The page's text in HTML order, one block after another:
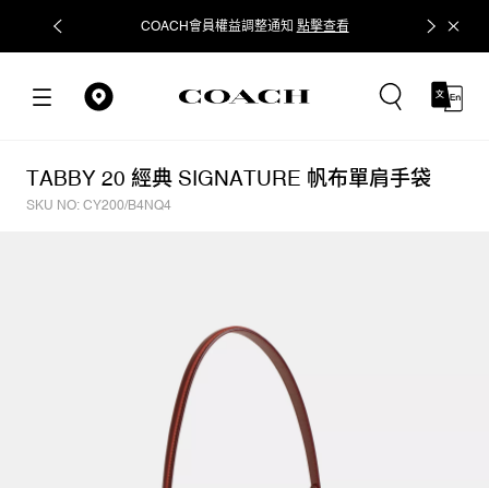
COACH會員權益調整通知 點擊查看 立即追蹤
TABBY 20 經典 SIGNATURE 帆布單肩手袋
SKU NO: CY200/B4NQ4